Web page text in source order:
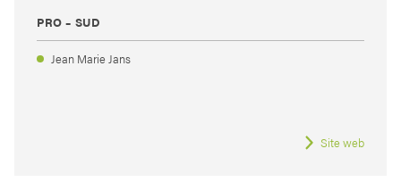
PRO – SUD
Jean Marie Jans
Site web